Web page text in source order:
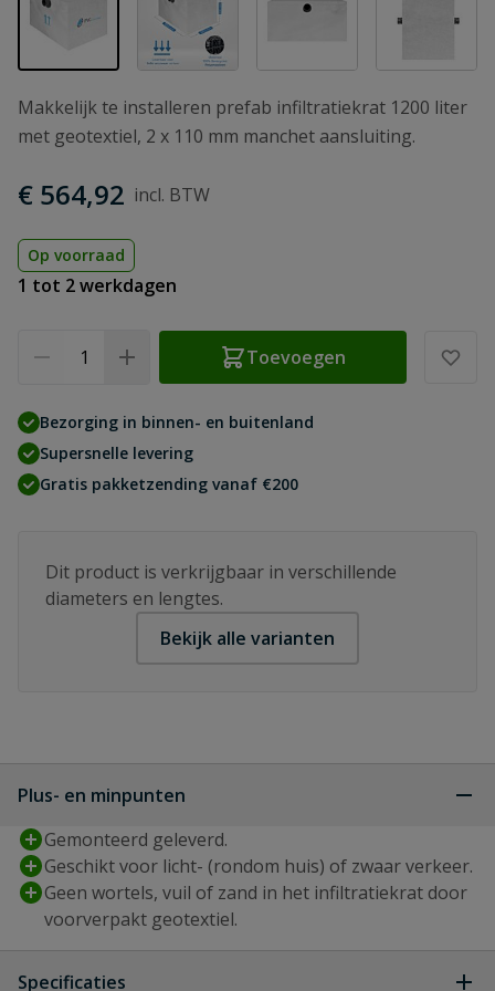
Makkelijk te installeren prefab infiltratiekrat 1200 liter
met geotextiel, 2 x 110 mm manchet aansluiting.
€ 564,92
Op voorraad
1 tot 2 werkdagen
Toevoegen
Bezorging in binnen- en buitenland
Supersnelle levering
Gratis pakketzending vanaf €200
Dit product is verkrijgbaar in verschillende
diameters en lengtes.
Bekijk alle varianten
Plus- en minpunten
Gemonteerd geleverd.
Geschikt voor licht- (rondom huis) of zwaar verkeer.
Geen wortels, vuil of zand in het infiltratiekrat door
voorverpakt geotextiel.
Specificaties